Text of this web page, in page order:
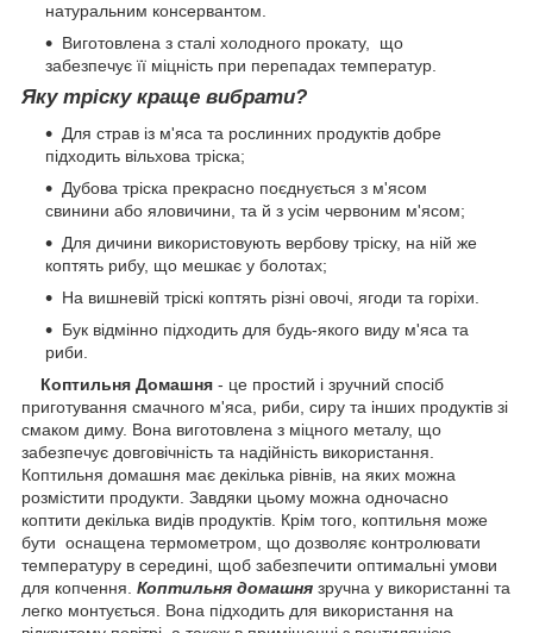
натуральним консервантом.
Виготовлена з сталі холодного прокату, що
забезпечує її міцність при перепадах температур.
Яку тріску краще вибрати?
Для страв із м'яса та рослинних продуктів добре
підходить вільхова тріска;
Дубова тріска прекрасно поєднується з м'ясом
свинини або яловичини, та й з усім червоним м'ясом;
Для дичини використовують вербову тріску, на ній же
коптять рибу, що мешкає у болотах;
На вишневій тріскі коптять різні овочі, ягоди та горіхи.
Бук відмінно підходить для будь-якого виду м'яса та
риби.
Коптильня Домашня - це простий і зручний спосіб
приготування смачного м'яса, риби, сиру та інших продуктів зі
смаком диму. Вона виготовлена з міцного металу, що
забезпечує довговічність та надійність використання.
Коптильня домашня має декілька рівнів, на яких можна
розмістити продукти. Завдяки цьому можна одночасно
коптити декілька видів продуктів. Крім того, коптильня може
бути оснащена термометром, що дозволяє контролювати
температуру в середині, щоб забезпечити оптимальні умови
для копчення. Коптильня домашня зручна у використанні та
легко монтується. Вона підходить для використання на